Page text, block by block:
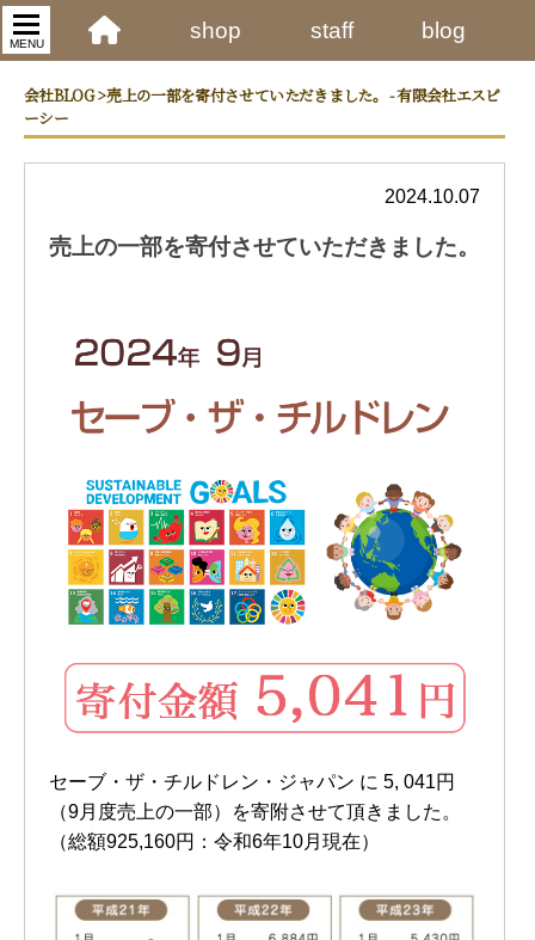
MENU
shop staff blog
会社BLOG > 売上の一部を寄付させていただきました。 - 有限会社エスピ
ーシー
2024.10.07
売上の一部を寄付させていただきました。
セーブ・ザ・チルドレン・ジャパン に 5, 041円
（9月度売上の一部）を寄附させて頂きました。
（総額925,160円：令和6年10月現在）